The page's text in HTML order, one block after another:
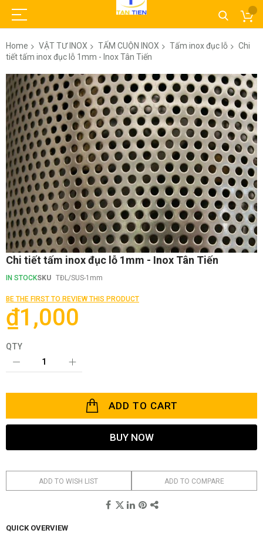
Home VẬT TƯ INOX TẤM CUỘN INOX Tấm inox đục lỗ
Chi
tiết tấm inox đục lỗ 1mm - Inox Tân Tiến
Skip
to
the
end
of
the
images
gallery
Skip
the
of
the
images
gallery
Chi tiết tấm inox đục lỗ 1mm - Inox Tân Tiến
IN STOCKSKU TĐL/SUS-1mm
BE THE FIRST TO REVIEW THIS PRODUCT
₫1,000
QTY
ADD TO CART
BUY NOW
ADD TO WISH LIST ADD TO COMPARE
QUICK OVERVIEW